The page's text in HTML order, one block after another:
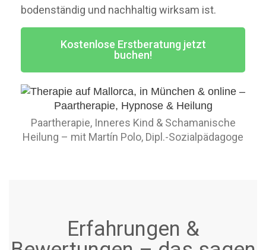
bodenständig und nachhaltig wirksam ist.
Kostenlose Erstberatung jetzt
buchen!
Paartherapie, Inneres Kind & Schamanische
Heilung – mit Martín Polo, Dipl.-Sozialpädagoge
Erfahrungen &